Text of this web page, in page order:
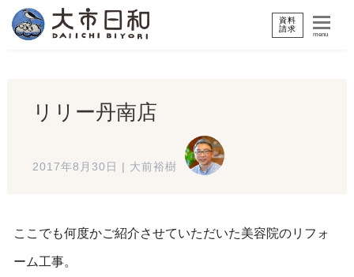
資料
請求
menu
リリー丹南店
2017年8月30日 大前裕樹
ここでも何度かご紹介させていただいた美容院のリフォ
ーム工事。